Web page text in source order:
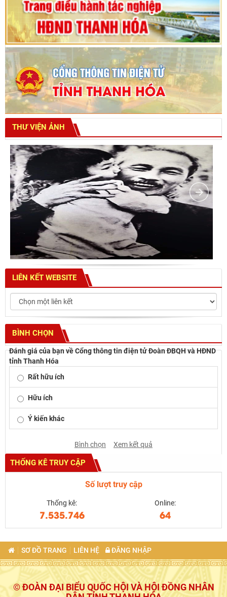
THƯ VIỆN ẢNH
LIÊN KẾT WEBSITE
BÌNH CHỌN
Đánh giá của bạn về Cổng thông tin điện tử Đoàn ĐBQH và HĐND
tỉnh Thanh Hóa
Rất hữu ích
Hữu ích
Ý kiến khác
Bình chọn Xem kết quả
THỐNG KÊ TRUY CẬP
Số lượt truy cập
Thống kê:
7.535.746
Online:
64
SƠ ĐỒ TRANG LIÊN HỆ ĐĂNG NHẬP
© ĐOÀN ĐẠI BIỂU QUỐC HỘI VÀ HỘI ĐỒNG NHÂN